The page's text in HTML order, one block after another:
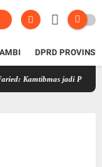
DPRD
jadi Prioritas Bersama